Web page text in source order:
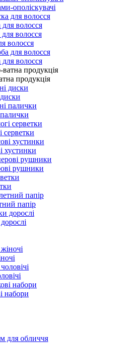
ополіскувачі
волосся
волосся
волосся
продукція
серветки
хустинки
рушники
папір
набори